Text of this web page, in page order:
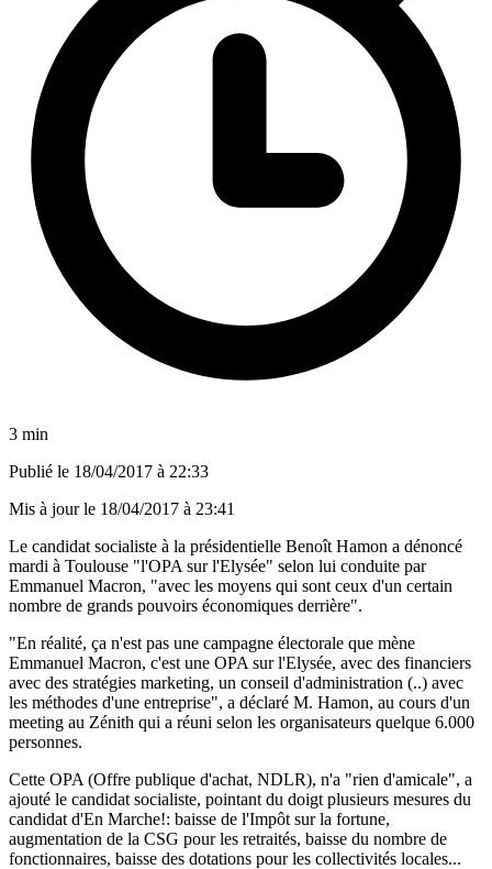
3 min
Publié le 18/04/2017 à 22:33
Mis à jour le 18/04/2017 à 23:41
Le candidat socialiste à la présidentielle Benoît Hamon a dénoncé
mardi à Toulouse "l'OPA sur l'Elysée" selon lui conduite par
Emmanuel Macron, "avec les moyens qui sont ceux d'un certain
nombre de grands pouvoirs économiques derrière".
"En réalité, ça n'est pas une campagne électorale que mène
Emmanuel Macron, c'est une OPA sur l'Elysée, avec des financiers
avec des stratégies marketing, un conseil d'administration (..) avec
les méthodes d'une entreprise", a déclaré M. Hamon, au cours d'un
meeting au Zénith qui a réuni selon les organisateurs quelque 6.000
personnes.
Cette OPA (Offre publique d'achat, NDLR), n'a "rien d'amicale", a
ajouté le candidat socialiste, pointant du doigt plusieurs mesures du
candidat d'En Marche!: baisse de l'Impôt sur la fortune,
augmentation de la CSG pour les retraités, baisse du nombre de
fonctionnaires, baisse des dotations pour les collectivités locales...